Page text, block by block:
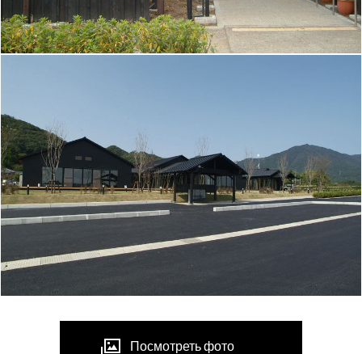
Посмотреть фото